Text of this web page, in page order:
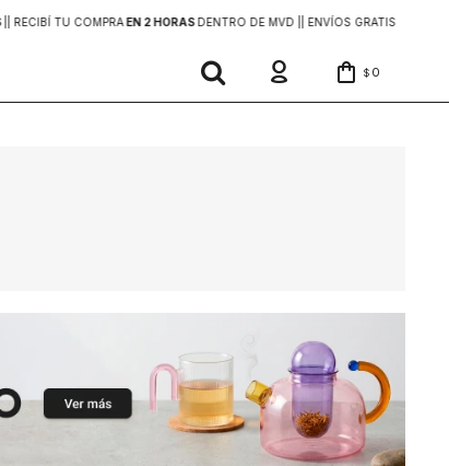
| RECIBÍ TU COMPRAEN 2 HORASDENTRO DE MVD | | ENVÍOS GRATIS
$ 0